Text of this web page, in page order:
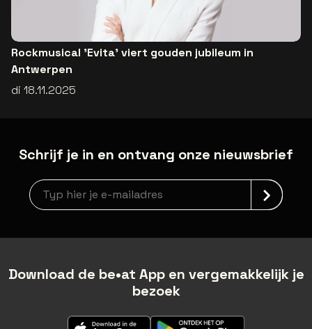
Rockmusical 'Evita' viert gouden jubileum in
Antwerpen
di 18.11.2025
Schrijf je in en ontvang onze nieuwsbrief
Nieuwsbrief aanmelding
Download de be•at App en vergemakkelijk je
bezoek